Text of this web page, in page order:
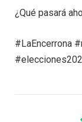
¿Qué pasará
#LaEncerrona